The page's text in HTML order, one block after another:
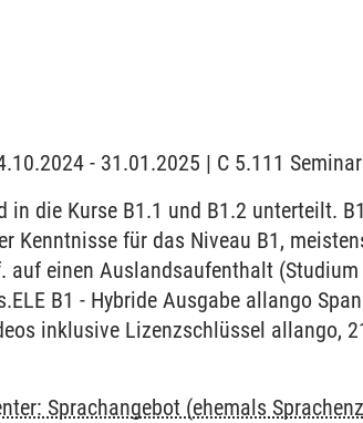
- 31.01.2025 | C 5.111
in die Kurse B1.1 und B1.2 unterteilt.
Kenntnisse für das Niveau B1,
auf einen Auslandsaufenthalt
B1 - Hybride Ausgabe allango
inklusive Lizenzschlüssel allango,
Sprachangebot (ehemals